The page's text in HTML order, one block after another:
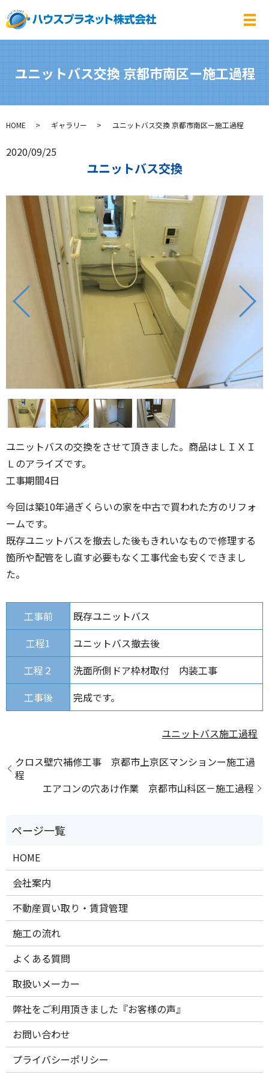
メ
ユニットバス交換 京都市南区ー施工過程
HOME ギャラリー ユニットバス交換 京都市南区ー施工過程
2020/09/25
ユニットバス交換
ユニットバスの交換をさせて頂きました。商品はＬＩＸＩ
Ｌのアライズです。
工事期間4日
今回は築10年過ぎくらいの家を中古で買われた方のリフォ
ームです。
既存ユニットバスを撤去した後もきれいなもので修理する
箇所や配管をし直す必要もなく工事代金も安くできまし
た。
工事前
既存ユニットバス
工程1
ユニットバス撤去後
工程２
洗面所側ドア枠材取付 内装工事
工事後
完成です。
ユニットバス施工過程
クロス壁穴補修工事 京都市上京区マンションー施工過
程
エアコンの穴あけ作業 京都市山科区－施工過程
HOME
会社案内
不動産買い取り・賃貸管理
施工の流れ
よくある質問
取扱いメーカー
弊社をご利用頂きました『お客様の声』
お問い合わせ
プライバシーポリシー